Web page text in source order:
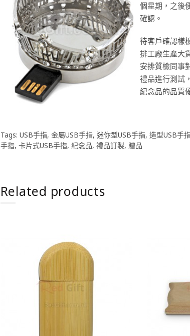
個星期，之後
確認。
待客戶確認樣
排工廠生產大
安排質檢同事
禮品進行測試
紀念品的品質
Tags: USB手指, 金屬USB手指, 迷你型USB手指, 造型USB手
手指, 卡片式USB手指, 紀念品, 禮品訂製, 贈品
Related products